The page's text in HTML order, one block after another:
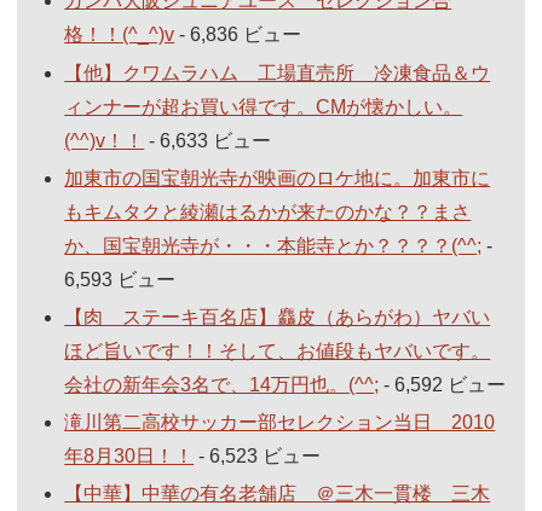
格！！(^_^)v - 6,836 ビュー
【他】クワムラハム 工場直売所 冷凍食品＆ウ
ィンナーが超お買い得です。CMが懐かしい。
(^^)v！！
- 6,633 ビュー
加東市の国宝朝光寺が映画のロケ地に。加東市に
もキムタクと綾瀬はるかが来たのかな？？まさ
か、国宝朝光寺が・・・本能寺とか？？？？(^^; -
6,593 ビュー
【肉 ステーキ百名店】麤皮（あらがわ）ヤバい
ほど旨いです！！そして、お値段もヤバいです。
会社の新年会3名で、14万円也。(^^; - 6,592 ビュー
滝川第二高校サッカー部セレクション当日 2010
年8月30日！！
- 6,523 ビュー
【中華】中華の有名老舗店 ＠三木一貫楼 三木